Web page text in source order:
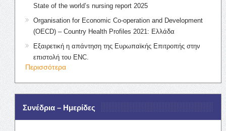
State of the world’s nursing report 2025
Organisation for Economic Co-operation and Development
(OECD) – Country Health Profiles 2021: Ελλάδα
Εξαιρετική η απάντηση της Ευρωπαϊκής Επιτροπής στην
επιστολή του ENC.
Περισσότερα
Συνέδρια – Ημερίδες